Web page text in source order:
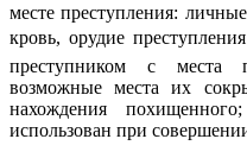
месте преступления:
кровь, орудие
преступником с места
возможные места их
нахождения
использован при